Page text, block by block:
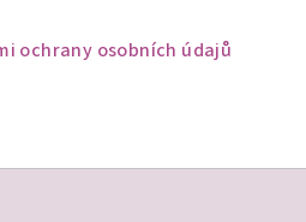
ochrany osobních údajů